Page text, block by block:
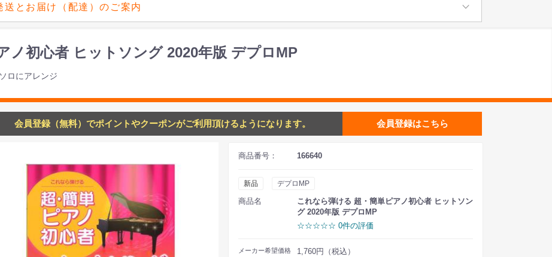
とお届け（配達）のご案内
ノ初心者 ヒットソング 2020年版 デプロMP
ロにアレンジ
会員登録（無料）でポイントやクーポンがご利用頂けるようになります。 会員登録はこちら
商品番号： 166640
新品 デプロMP
商品名
これなら弾ける 超・簡単ピアノ初心者 ヒットソン
グ 2020年版 デプロMP
☆☆☆☆☆ 0件の評価
メーカー希望価格 1,760円（税込）